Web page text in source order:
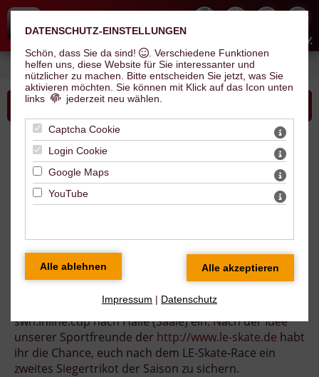
Hallescher Inline Skate Club e.V.
Sie sind hier: Kurse & Highlights >Skate-Highlights> swh.inline.cup 2024
Bitte wählen Sie...
swh.inline.cup 2024
Stadtwerke Halleunterstützen neues
04./ 05.05.2024
Neues Outfit - neues Format - neue Sieger
Überregional laden wir die Speedskatingszene zum
swh.inline.cup nach Halle (Saale) ein. Nach der Idee
unserer Sportfreunde der http://www.le-skate.de habt
ihr die Chance, euch nach dem LE-Skate-Race ein
zweites Siegertrikot der Saison zu sichern.
DATENSCHUTZ-EINSTELLUNGEN
Schön, dass Sie da sind!
. Verschiedene Funktionen
helfen uns, diese Website für Sie interessanter und
nützlicher zu machen.
Bitte entscheiden Sie jetzt, was Sie
aktivieren möchten. Sie können mit Klick auf das Icon unten
links
jederzeit neu wählen.
Captcha Cookie
Login Cookie
Google Maps
YouTube
Impressum | Datenschutz